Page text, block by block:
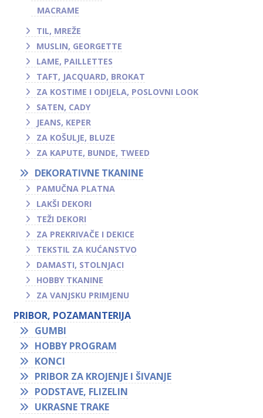
MACRAME
TIL, MREŽE
MUSLIN, GEORGETTE
LAME, PAILLETTES
TAFT, JACQUARD, BROKAT
ZA KOSTIME I ODIJELA, POSLOVNI LOOK
SATEN, CADY
JEANS, KEPER
ZA KOŠULJE, BLUZE
ZA KAPUTE, BUNDE, TWEED
DEKORATIVNE TKANINE
PAMUČNA PLATNA
LAKŠI DEKORI
TEŽI DEKORI
ZA PREKRIVAČE I DEKICE
TEKSTIL ZA KUĆANSTVO
DAMASTI, STOLNJACI
HOBBY TKANINE
ZA VANJSKU PRIMJENU
PRIBOR, POZAMANTERIJA
GUMBI
HOBBY PROGRAM
KONCI
PRIBOR ZA KROJENJE I ŠIVANJE
PODSTAVE, FLIZELIN
UKRASNE TRAKE